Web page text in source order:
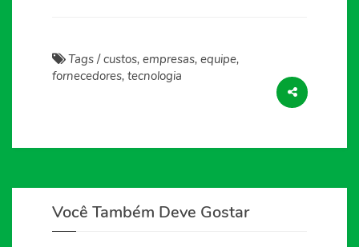
Tags /custos, empresas, equipe,
fornecedores, tecnologia
Você Também Deve Gostar